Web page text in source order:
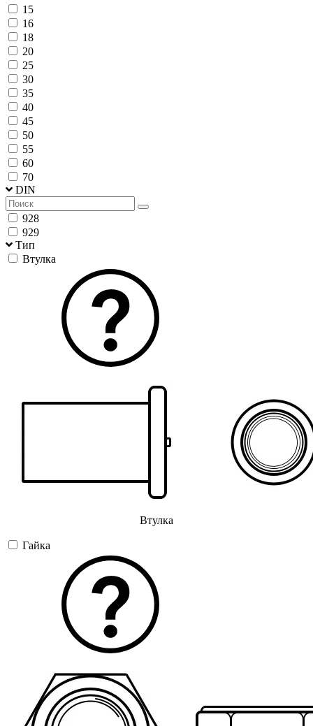
15
16
18
20
25
30
35
40
45
50
55
60
70
DIN
928
929
Тип
Втулка
Втулка
Гайка